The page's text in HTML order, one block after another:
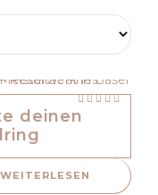
deinen
WEITERLESEN